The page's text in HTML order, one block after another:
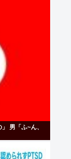
男「ふ~ん、